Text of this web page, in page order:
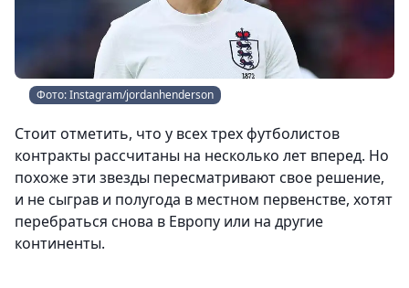
Фото: Instagram/jordanhenderson
Стоит отметить, что у всех трех футболистов
контракты рассчитаны на несколько лет вперед. Но
похоже эти звезды пересматривают свое решение,
и не сыграв и полугода в местном первенстве, хотят
перебраться снова в Европу или на другие
континенты.